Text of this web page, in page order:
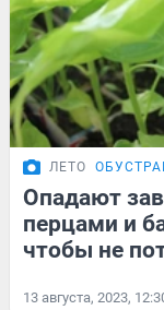
ЛЕТО
Опадают
перцами и
чтобы не
13 августа, 2023,